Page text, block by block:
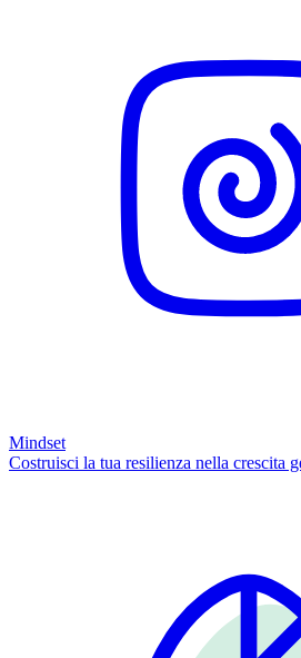
Mindset
Costruisci la tua resilienza nella crescita